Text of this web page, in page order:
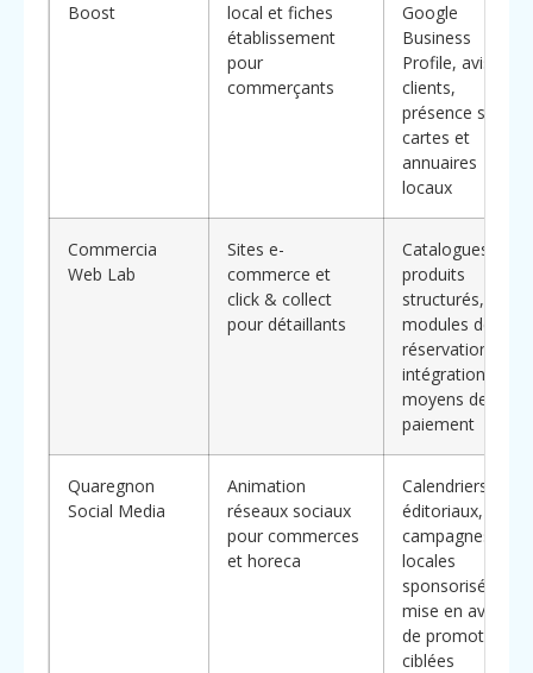
Boost
local et fiches
établissement
pour
commerçants
Google
Business
Profile, avis
clients,
présence sur
cartes et
annuaires
locaux
Commercia
Web Lab
Sites e-
commerce et
click & collect
pour détaillants
Catalogues
produits
structurés,
modules de
réservation,
intégration
moyens de
paiement
Quaregnon
Social Media
Animation
réseaux sociaux
pour commerces
et horeca
Calendriers
éditoriaux,
campagnes
locales
sponsorisées,
mise en avant
de promotions
ciblées